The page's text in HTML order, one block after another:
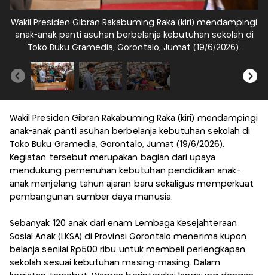
Wakil Presiden Gibran Rakabuming Raka (kiri) mendampingi
anak-anak panti asuhan berbelanja kebutuhan sekolah di
Toko Buku Gramedia, Gorontalo, Jumat (19/6/2026).
Wakil Presiden Gibran Rakabuming Raka (kiri) mendampingi
anak-anak panti asuhan berbelanja kebutuhan sekolah di
Toko Buku Gramedia, Gorontalo, Jumat (19/6/2026).
Kegiatan tersebut merupakan bagian dari upaya
mendukung pemenuhan kebutuhan pendidikan anak-
anak menjelang tahun ajaran baru sekaligus memperkuat
pembangunan sumber daya manusia.
Sebanyak 120 anak dari enam Lembaga Kesejahteraan
Sosial Anak (LKSA) di Provinsi Gorontalo menerima kupon
belanja senilai Rp500 ribu untuk membeli perlengkapan
sekolah sesuai kebutuhan masing-masing. Dalam